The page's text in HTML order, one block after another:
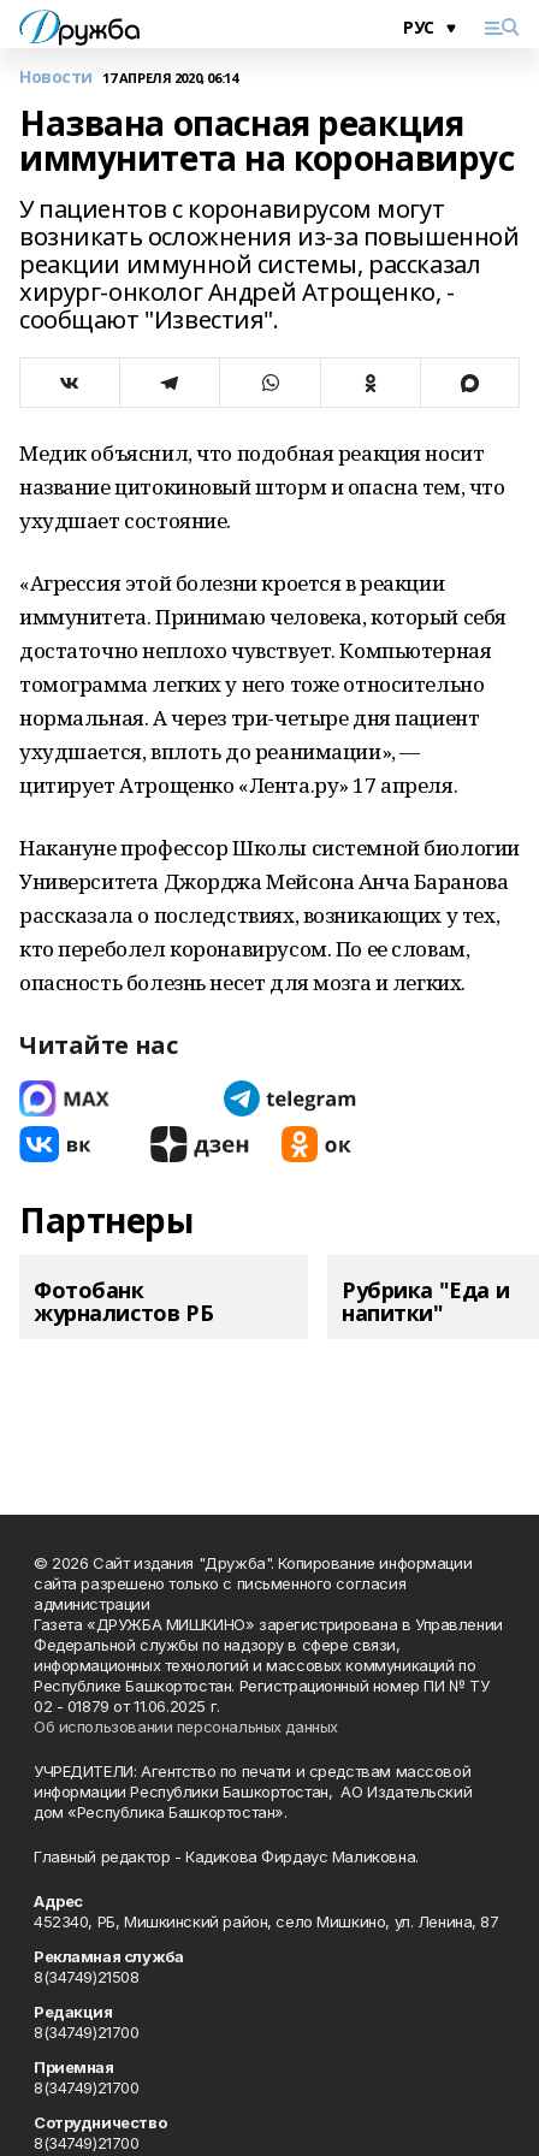
Новости 17 АПРЕЛЯ 2020, 06:14
Названа опасная реакция
иммунитета на коронавирус
У пациентов с коронавирусом могут
возникать осложнения из-за повышенной
реакции иммунной системы, рассказал
хирург-онколог Андрей Атрощенко, -
сообщают "Известия".
Медик объяснил, что подобная реакция носит
название цитокиновый шторм и опасна тем, что
ухудшает состояние.
«Агрессия этой болезни кроется в реакции
иммунитета. Принимаю человека, который себя
достаточно неплохо чувствует. Компьютерная
томограмма легких у него тоже относительно
нормальная. А через три-четыре дня пациент
ухудшается, вплоть до реанимации», —
цитирует Атрощенко «Лента.ру» 17 апреля.
Накануне профессор Школы системной биологии
Университета Джорджа Мейсона Анча Баранова
рассказала о последствиях, возникающих у тех,
кто переболел коронавирусом. По ее словам,
опасность болезнь несет для мозга и легких.
Читайте нас
Партнеры
Фотобанк
журналистов РБ
Рубрика "Еда и
напитки"
© 2026 Сайт издания "Дружба". Копирование информации
сайта разрешено только с письменного согласия
администрации
Газета «ДРУЖБА МИШКИНО» зарегистрирована в Управлении
Федеральной службы по надзору в сфере связи,
информационных технологий и массовых коммуникаций по
Республике Башкортостан. Регистрационный номер ПИ № ТУ
02 - 01879 от 11.06.2025 г.
Об использовании персональных данных
УЧРЕДИТЕЛИ: Агентство по печати и средствам массовой
информации Республики Башкортостан, АО Издательский
дом «Республика Башкортостан».
Главный редактор - Кадикова Фирдаус Маликовна.
Адрес
452340, РБ, Мишкинский район, село Мишкино, ул. Ленина, 87
Рекламная служба
8(34749)21508
Редакция
8(34749)21700
Приемная
8(34749)21700
Сотрудничество
8(34749)21700